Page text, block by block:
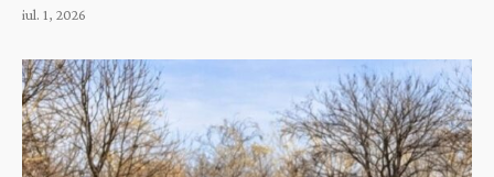
iul. 1, 2026